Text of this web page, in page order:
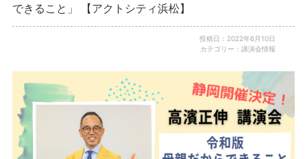
できること」 【アクトシティ浜松】
投稿日：2022年6月10日
カテゴリー：講演会情報